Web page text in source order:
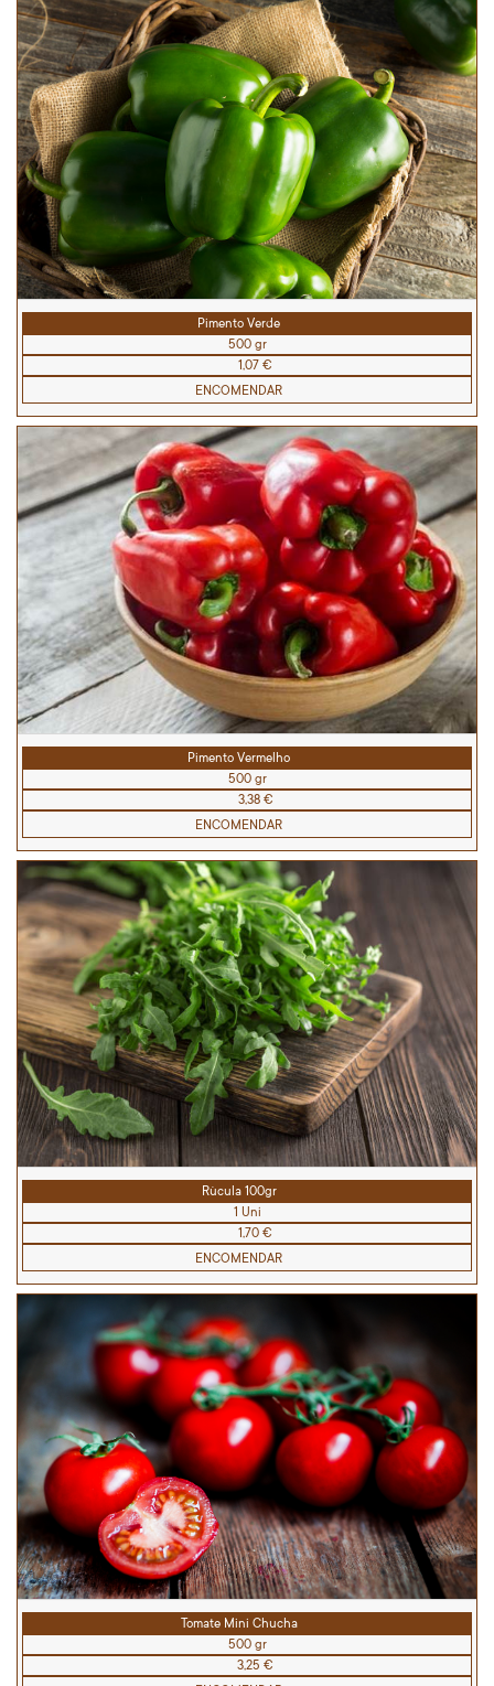
Pimento Verde
500 gr
1,07 €
ENCOMENDAR
Pimento Vermelho
500 gr
3,38 €
ENCOMENDAR
Rùcula 100gr
1 Uni
1,70 €
ENCOMENDAR
Tomate Mini Chucha
500 gr
3,25 €